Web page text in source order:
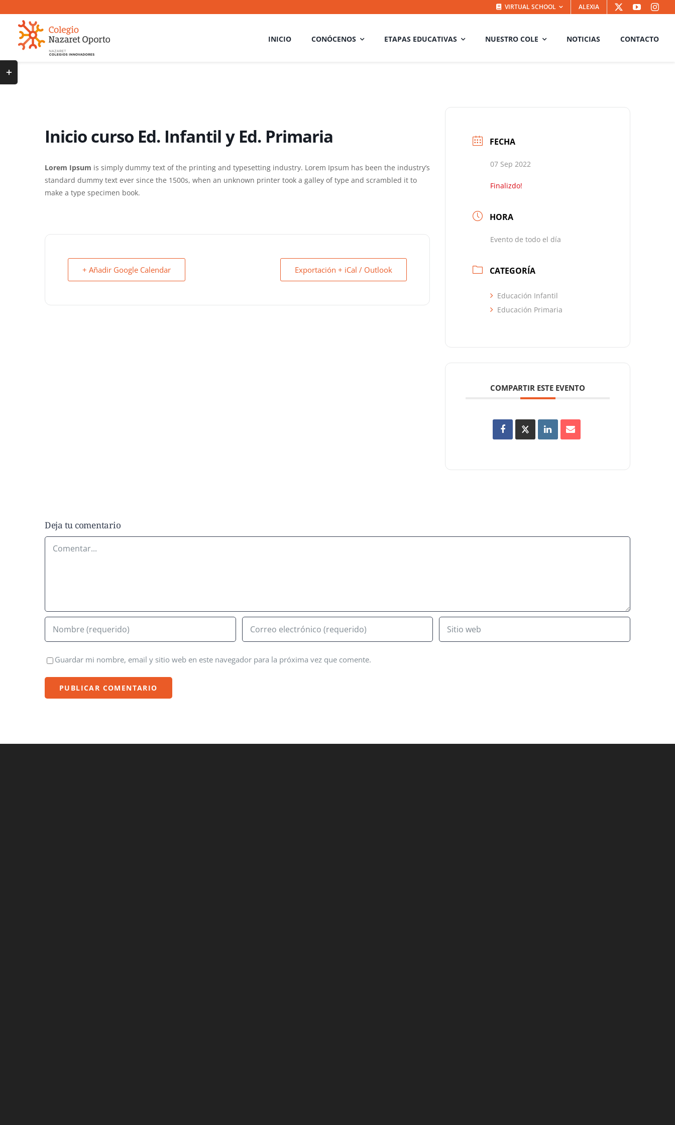
contenido
VIRTUAL SCHOOL ALEXIA
INICIO CONÓCENOS ETAPAS EDUCATIVAS NUESTRO COLE NOTICIAS CONTACTO
Inicio curso Ed. Infantil y Ed. Primaria
Lorem Ipsum is simply dummy text of the printing and typesetting industry. Lorem Ipsum has been the industry’s
standard dummy text ever since the 1500s, when an unknown printer took a galley of type and scrambled it to
make a type specimen book.
+ Añadir Google Calendar Exportación + iCal / Outlook
FECHA
07 Sep 2022
Finalizdo!
HORA
Evento de todo el día
CATEGORÍA
Educación Infantil
Educación Primaria
COMPARTIR ESTE EVENTO
Deja tu comentario
Comentar
Guardar mi nombre, email y sitio web en este navegador para la próxima vez que comente.
Toggle
Sliding